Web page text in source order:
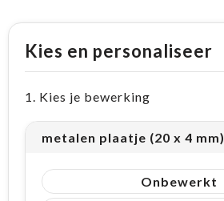
Kies en personaliseer
1. Kies je bewerking
metalen plaatje (20 x 4 mm)
Onbewerkt